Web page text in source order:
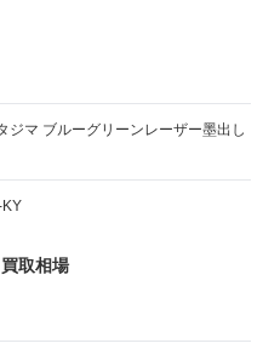
ジマ ブルーグリーンレーザー墨出し
取相場